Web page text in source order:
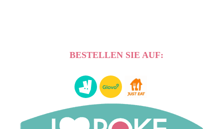
BESTELLEN SIE AUF: